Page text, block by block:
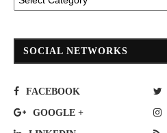
SOCIAL NETWORKS
FACEBOOK
GOOGLE +